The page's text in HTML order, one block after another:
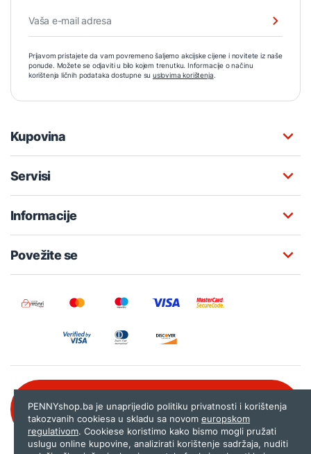
Prijavom pristajete da vam povremeno šaljemo akcijske cijene i novitete iz naše
ponude. Možete se odjaviti u bilo kojem trenutku. Informacije o načinu
korištenja ličnih podataka dostupne su uslovima korištenja.
Kupovina
Servisi
Informacije
Povežite se
080 020 261
PENNYshop.ba je unaprijedio politiku privatnosti i korištenja
takozvanih cookiesa u skladu sa novom europskom
regulativom. Cookiese koristimo kako bismo mogli pružati
uslugu online kupovine, analizirati korištenje sadržaja, nuditi